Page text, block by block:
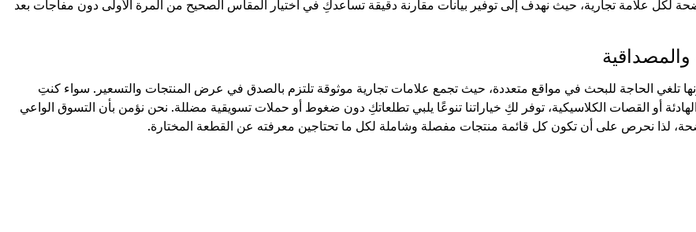
لكل علامة تجارية، حيث نهدف إلى توفير بيانات مقارنة دقيقة تساعدكِ في اختيار المقاس الصحيح من المرة الأولى دون مفاجآت بعد
والمصداقية
تلغي الحاجة للبحث في مواقع متعددة، حيث تجمع علامات تجارية موثوقة تلتزم بالصدق في عرض المنتجات والتسعير. سواء كنتِ
الهادئة أو القصات الكلاسيكية، توفر لكِ خياراتنا تنوعًا يلبي تطلعاتكِ دون ضغوط أو حملات تسويقية مضللة. نحن نؤمن بأن التسوق الواعي
لذا نحرص على أن تكون كل قائمة منتجات مفصلة وشاملة لكل ما تحتاجين معرفته عن القطعة المختارة.